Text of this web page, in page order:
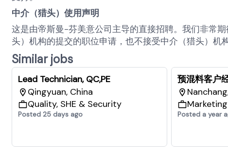
中介（猎头）使用声明
这是由帝斯曼-芬美意公司主导的直接招聘。我们非常
头）机构的提交的职位申请，也不接受中介（猎头）机
Similar jobs
Lead Technician, QC,PE
Qingyuan, China
Quality, SHE & Security
Posted 25 days ago
预混料客户
Posted a year